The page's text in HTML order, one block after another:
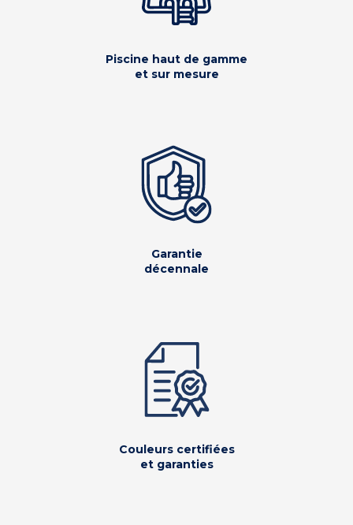
Piscine haut de gamme
et sur mesure
Garantie
décennale
Couleurs certifiées
et garanties